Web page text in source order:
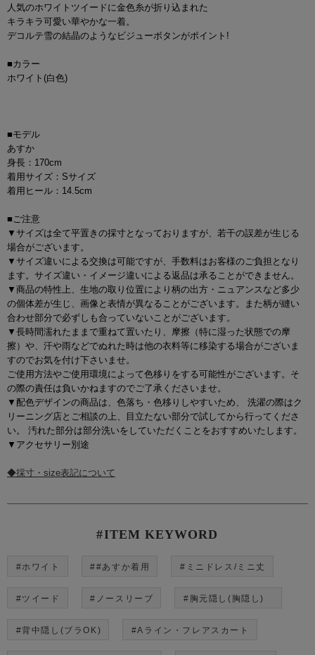
人気のホワイトツイードに金色糸が折り込まれた
キラキラ可愛い華やかな一着。
デコルテ雪の結晶のようなビジューボタンがポイント!
■カラー
ホワイト(白色)
■モデル
あすか
身長：170cm
着用サイズ：Sサイズ
着用ヒール：14.5cm
■ご注意
▼サイズは全て平置きの採寸となっておりますが、若干の誤差が生じる
場合がございます。
▼サイズ違いによる交換は可能ですが、手数料はお客様のご負担となり
ます。サイズ違い・イメージ違いによる返品は承ることができません。
▼商品の特性上、生地の取り位置により柄の出方・ニュアンスなど多少
の個体差が生じ、画像と表情が異なることがございます。また柄が縫い
合わせ部分で必ずしも合っていないことがございます。
▼長時間濡れたままで重ねて置いたり、摩擦（特に湿った状態での摩
擦）や、汗や雨などでぬれた時は他の衣料等に移染する場合がございま
すのでお気を付け下さいませ。
ご使用方法やご使用環境によって色移りをする可能性がございます。そ
の際の責任は負いかねますのでご了承くださいませ。
▼配色デザインの商品は、色落ち・色移りしやすいため、 洗濯の際はク
リーニング店とご相談の上、目立たない部分で試してから行ってくださ
い。 汚れた部分は部分洗いをしていただくことをおすすめいたします。
▼アクセサリー別途
◆採寸・size表記について
#ITEM KEYWORD
#ホワイト ##あすか着用 #ミニドレス/ミニ丈
#ツイード #ノースリーブ #胸元隠し(胸隠し)
#背中隠し(ブラOK) #Aライン・フレアスカート